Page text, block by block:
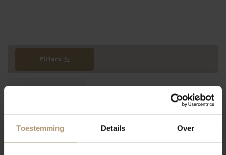
Toestemming Details Over
Filters